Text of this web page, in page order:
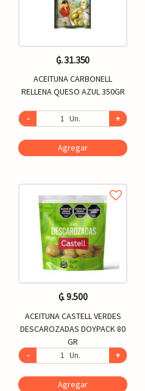
₲. 31.350
ACEITUNA CARBONELL
RELLENA QUESO AZUL 350GR
- Un. +
Agregar
₲. 9.500
ACEITUNA CASTELL VERDES
DESCAROZADAS DOYPACK 80
GR
-
Un. +
Agregar